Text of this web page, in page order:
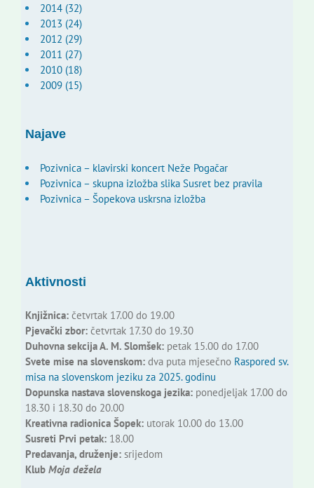
2014 (32)
2013 (24)
2012 (29)
2011 (27)
2010 (18)
2009 (15)
Najave
Pozivnica – klavirski koncert Neže Pogačar
Pozivnica – skupna izložba slika Susret bez pravila
Pozivnica – Šopekova uskrsna izložba
Aktivnosti
Knjižnica:četvrtak 17.00 do 19.00
Pjevački zbor:četvrtak 17.30 do 19.30
Duhovna sekcija A. M. Slomšek:petak 15.00 do 17.00
Svete mise na slovenskom:dva puta mjesečno Raspored sv.
misa na slovenskom jeziku za 2025. godinu
Dopunska nastava slovenskoga jezika:ponedjeljak 17.00 do
18.30 i 18.30 do 20.00
Kreativna radionica Šopek:utorak 10.00 do 13.00
Susreti Prvi petak:18.00
Predavanja, druženje:srijedom
Klub Moja dežela